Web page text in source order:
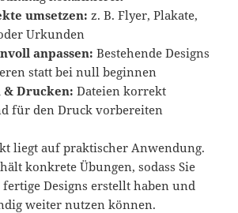
umsetzen: z. B. Flyer, Plakate,
Urkunden
anpassen: Bestehende Designs
statt bei null beginnen
Drucken: Dateien korrekt
für den Druck vorbereiten
liegt auf praktischer Anwendung.
konkrete Übungen, sodass Sie
fertige Designs erstellt haben und
weiter nutzen können.